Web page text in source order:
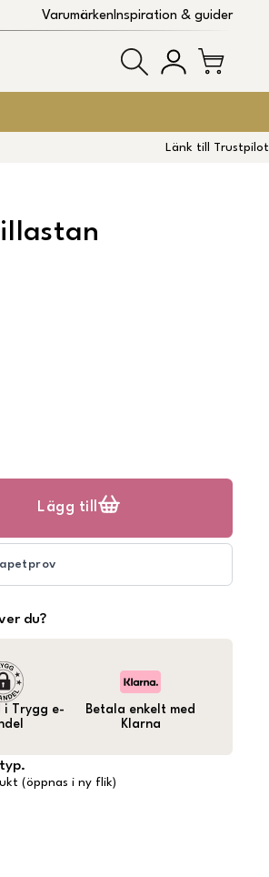
VarumärkenInspiration & guider
Länk till Trustpilot
Lägg till
du?
i Trygg e-
Betala enkelt med
Klarna
(öppnas i ny flik)